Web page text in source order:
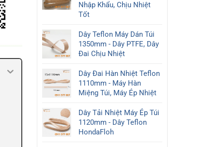
hiện
nay
nghiệp:
Phân
nguyên
cách
chọn
mới
2026
Thuê
Máy
Chân
Không
Giá
Rẻ,
Tín,
Chất
Lượng
Nhập Khẩu, Chịu Nhiệt
Tốt
Dây Teflon Máy Dán Túi
1350mm - Dây PTFE, Dây
Đai Chịu Nhiệt
Dây Đai Hàn Nhiệt Teflon
1110mm - Máy Hàn
Miệng Túi, Máy Ép Nhiệt
Dây Tải Nhiệt Máy Ép Túi
1120mm - Dây Teflon
HondaFloh